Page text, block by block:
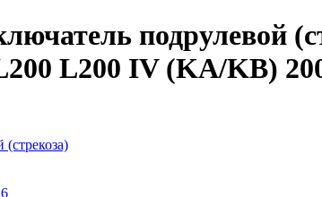
подрулевой
L200 IV (KA/KB)